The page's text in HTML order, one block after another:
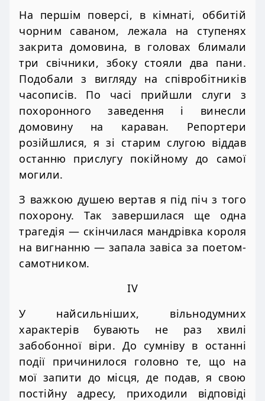
На першім поверсі, в кімнаті, оббитій
чорним саваном, лежала на ступенях
закрита домовина, в головах блимали
три свічники, збоку стояли два пани.
Подобали з вигляду на співробітників
часописів. По часі прийшли слуги з
похоронного заведення і винесли
домовину на караван. Репортери
розійшлися, я зі старим слугою віддав
останню прислугу покійному до самої
могили.
З важкою душею вертав я під піч з того
похорону. Так завершилася ще одна
трагедія — скінчилася мандрівка короля
на вигнанню — запала завіса за поетом-
самотником.
IV
У найсильніших, вільнодумних
характерів бувають не раз хвилі
забобонної віри. До сумніву в останні
події причинилося головно те, що на
мої запити до місця, де подав, я свою
постійну адресу, приходили відповіді